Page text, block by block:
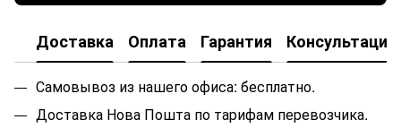
Доставка Оплата Гарантия Консультация
Самовывоз из нашего офиса: бесплатно.
Доставка Нова Пошта по тарифам перевозчика.